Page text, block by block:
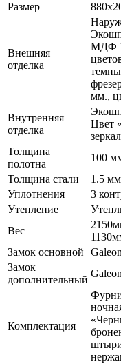
Размер
Внешняя
отделка
МДФ
мм.,
Внутренняя
отделка
Цвет
Толщина
полотна
100
Толщина стали
1.5
Уплотнения
3
Утепление
Вес
Замок основной
Замок
дополнительный
Комплектация